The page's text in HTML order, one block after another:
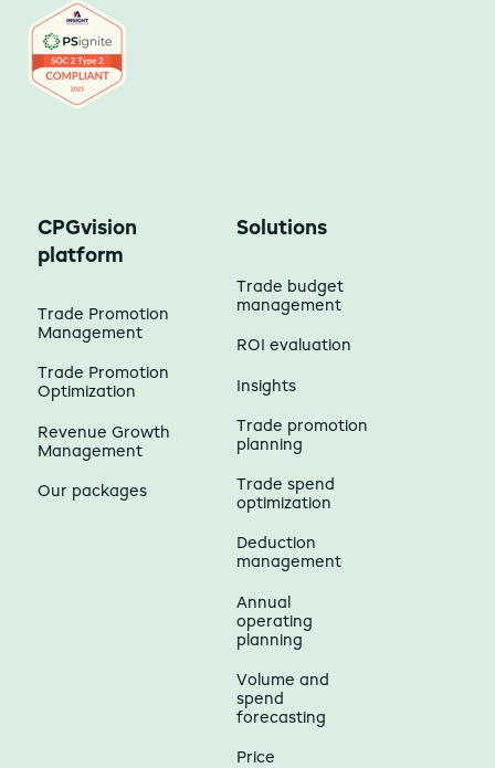
CPGvision
platform
Trade Promotion
Management
Trade Promotion
Optimization
Revenue Growth
Management
Our packages
Solutions
Trade budget
management
ROI evaluation
Insights
Trade promotion
planning
Trade spend
optimization
Deduction
management
Annual
operating
planning
Volume and
spend
forecasting
Price